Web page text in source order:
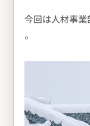
今回は人材事
。